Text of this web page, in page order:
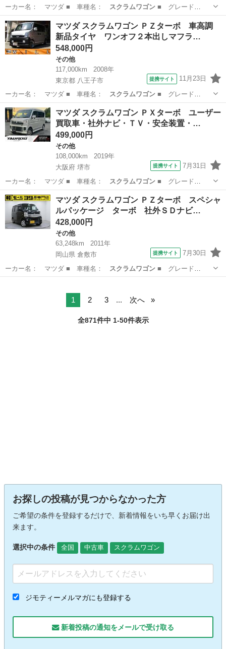
ーカー名： マツダ ■ 車種名： スクラムワゴン■ グレード
名： ＰＸターボ 両…
神奈川 横浜市 その他
マツダ スクラムワゴン ＰＺターボ 車高調
新品タイヤ ワンオフ２本出しマフラ…
548,000円
その他
117,000km
2008年
東京都 八王子市
提携サイト 11月23日
ーカー名： マツダ ■ 車種名： スクラムワゴン■ グレード
名： ＰＺターボ 車…
東京 八王子市 その他
マツダ スクラムワゴン ＰＸターボ ユーザー
買取車・社外ナビ・ＴＶ・安全装置・…
499,000円
その他
108,000km
2019年
大阪府 堺市
提携サイト 7月31日
ーカー名： マツダ ■ 車種名： スクラムワゴン■ グレード
名： ＰＸターボ ユ…
大阪 堺市 その他
マツダ スクラムワゴン ＰＺターボ スペシャ
ルパッケージ ターボ 社外ＳＤナビ…
428,000円
その他
63,248km
2011年
岡山県 倉敷市
提携サイト 7月30日
ーカー名： マツダ ■ 車種名： スクラムワゴン■ グレード
名： ＰＺターボ ス…
1 2 3 ... 次へ
全871件中 1-50件表示
お探しの投稿が見つからなかった方
ご希望の条件を登録するだけで、新着情報をいち早くお届け出
来ます。
選択中の条件 全国 中古車 スクラムワゴン
ジモティーメルマガにも登録する
新着投稿の通知をメールで受け取る